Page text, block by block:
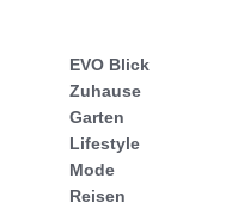
EVO Blick
Zuhause
Garten
Lifestyle
Mode
Reisen